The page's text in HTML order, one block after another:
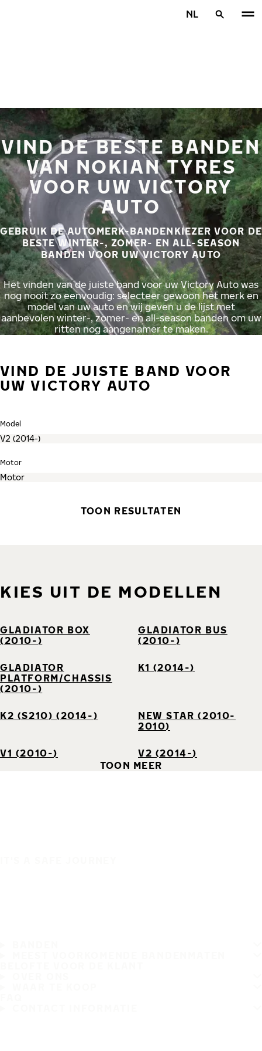
NL
VIND DE BESTE BANDEN
VAN NOKIAN TYRES
VOOR UW VICTORY
AUTO
GEBRUIK DE AUTOMERK-BANDENKIEZER VOOR DE
BESTE WINTER-, ZOMER- EN ALL-SEASON
BANDEN VOOR UW VICTORY AUTO
Het vinden van de juiste band voor uw Victory Auto was
nog nooit zo eenvoudig: selecteer gewoon het merk en
model van uw auto en wij geven u de lijst met
aanbevolen winter-, zomer- en all-season banden om uw
ritten nog aangenamer te maken.
VIND DE JUISTE BAND VOOR
UW VICTORY AUTO
Model
Motor
TOON RESULTATEN
KIES UIT DE MODELLEN
GLADIATOR BOX
(2010-)
GLADIATOR BUS
(2010-)
GLADIATOR
PLATFORM/CHASSIS
(2010-)
K1 (2014-)
K2 (S210) (2014-)
NEW STAR (2010-
2010)
V1 (2010-)
V2 (2014-)
TOON MEER